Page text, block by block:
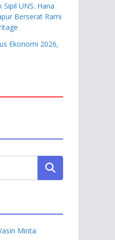
UNS: Hana
Berserat Rami
Ekonomi 2026,
Minta